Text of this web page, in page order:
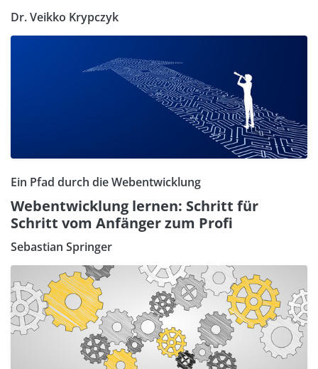
Dr. Veikko Krypczyk
Ein Pfad durch die Webentwicklung
Webentwicklung lernen: Schritt für
Schritt vom Anfänger zum Profi
Sebastian Springer